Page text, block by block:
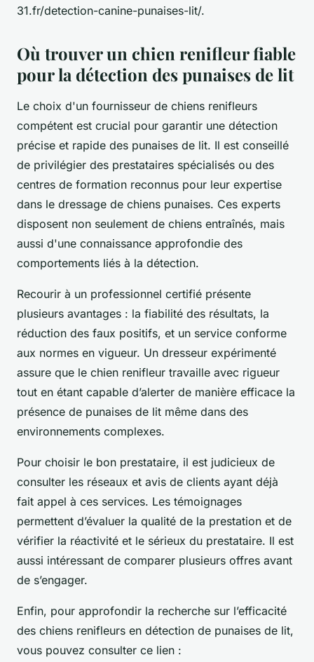
31.fr/detection-canine-punaises-lit/.
Où trouver un chien renifleur fiable
pour la détection des punaises de lit
Le choix d'un fournisseur de chiens renifleurs
compétent est crucial pour garantir une détection
précise et rapide des punaises de lit. Il est conseillé
de privilégier des prestataires spécialisés ou des
centres de formation reconnus pour leur expertise
dans le dressage de chiens punaises. Ces experts
disposent non seulement de chiens entraînés, mais
aussi d'une connaissance approfondie des
comportements liés à la détection.
Recourir à un professionnel certifié présente
plusieurs avantages : la fiabilité des résultats, la
réduction des faux positifs, et un service conforme
aux normes en vigueur. Un dresseur expérimenté
assure que le chien renifleur travaille avec rigueur
tout en étant capable d’alerter de manière efficace la
présence de punaises de lit même dans des
environnements complexes.
Pour choisir le bon prestataire, il est judicieux de
consulter les réseaux et avis de clients ayant déjà
fait appel à ces services. Les témoignages
permettent d’évaluer la qualité de la prestation et de
vérifier la réactivité et le sérieux du prestataire. Il est
aussi intéressant de comparer plusieurs offres avant
de s’engager.
Enfin, pour approfondir la recherche sur l’efficacité
des chiens renifleurs en détection de punaises de lit,
vous pouvez consulter ce lien :